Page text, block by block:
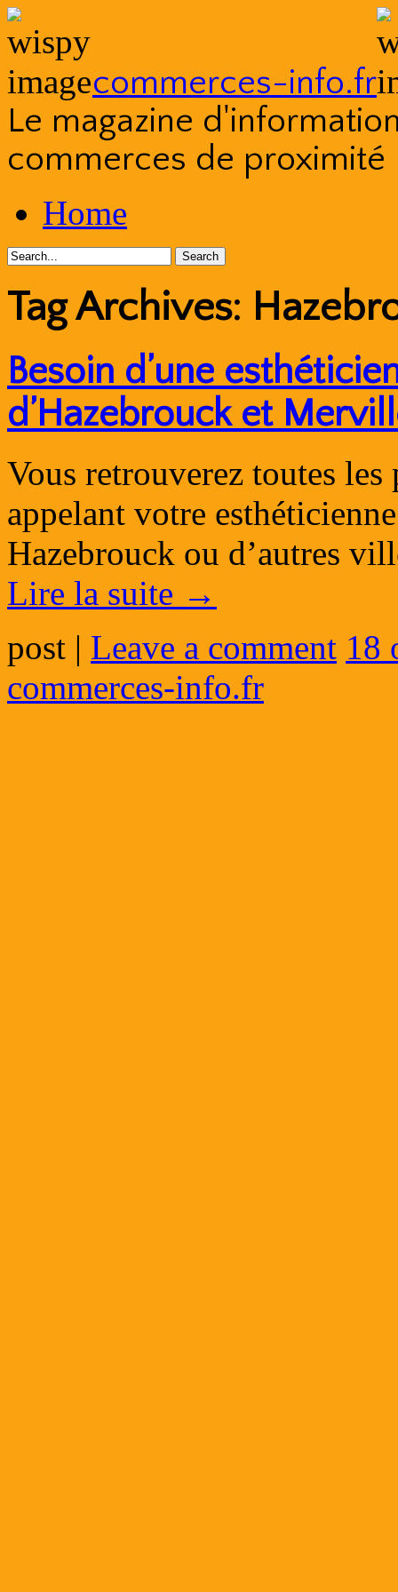
commerces-info.fr
Le magazine
commerces de proximité
to
contentHome
Tag Archives:
Besoin d’une
d’Hazebrouck et
Vous retrouverez toutes
appelant votre
Hazebrouck ou d’autres
Lire la suite →
post | Leave a comment 18
commerces-info.fr